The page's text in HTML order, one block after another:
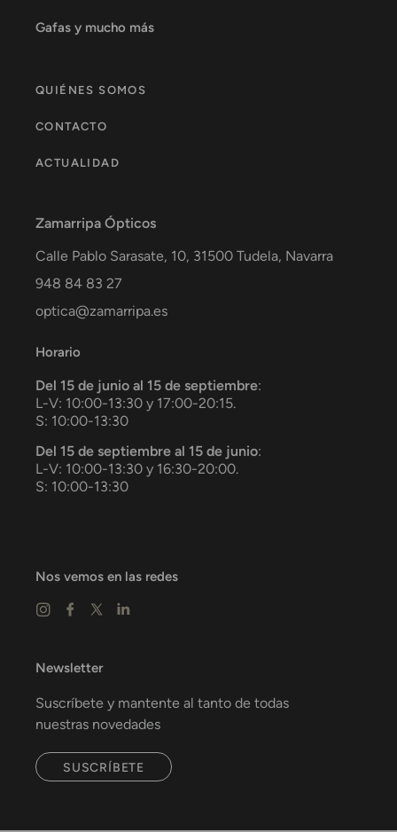
Gafas y mucho más
QUIÉNES SOMOS
CONTACTO
ACTUALIDAD
Zamarripa Ópticos
Calle Pablo Sarasate, 10, 31500 Tudela, Navarra
948 84 83 27
optica@zamarripa.es
Horario
Del 15 de junio al 15 de septiembre:
L-V: 10:00-13:30 y 17:00-20:15.
S: 10:00-13:30
Del 15 de septiembre al 15 de junio:
L-V: 10:00-13:30 y 16:30-20:00.
S: 10:00-13:30
Nos vemos en las redes
Newsletter
Suscríbete y mantente al tanto de todas
nuestras novedades
SUSCRÍBETE